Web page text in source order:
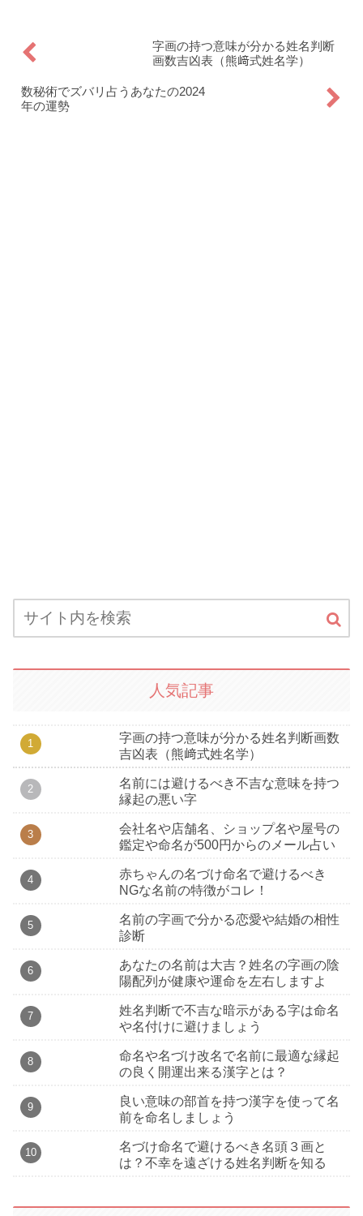
字画の持つ意味が分かる姓名判断
画数吉凶表（熊﨑式姓名学）
数秘術でズバリ占うあなたの2024
年の運勢
人気記事
字画の持つ意味が分かる姓名判断画数
吉凶表（熊﨑式姓名学）
名前には避けるべき不吉な意味を持つ
縁起の悪い字
会社名や店舗名、ショップ名や屋号の
鑑定や命名が500円からのメール占い
赤ちゃんの名づけ命名で避けるべき
NGな名前の特徴がコレ！
名前の字画で分かる恋愛や結婚の相性
診断
あなたの名前は大吉？姓名の字画の陰
陽配列が健康や運命を左右しますよ
姓名判断で不吉な暗示がある字は命名
や名付けに避けましょう
命名や名づけ改名で名前に最適な縁起
の良く開運出来る漢字とは？
良い意味の部首を持つ漢字を使って名
前を命名しましょう
名づけ命名で避けるべき名頭３画と
は？不幸を遠ざける姓名判断を知る